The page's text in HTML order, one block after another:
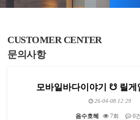
CUSTOMER CENTER
문의사항
모바일바다이야기 ☋ 릴
26-04-08 12:29
음수호혜 7회 0건